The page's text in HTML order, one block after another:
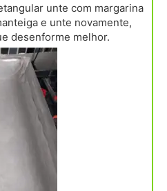
unte com margarina
e unte novamente,
desenforme melhor.